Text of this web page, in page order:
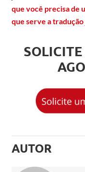
que você precisa de
que serve a
AUTOR